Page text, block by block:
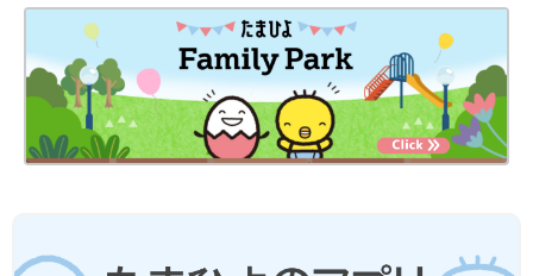
ていないかも確認し、はみ出ていれば内側に収めるようにし、も
れを防ぎます。
まとめ
毎日のお世話の基本であるおむつ交換を、紙おむつと布おむつ別
い、きれいなおしりを保ってあげられるといいですね。（文／ひ